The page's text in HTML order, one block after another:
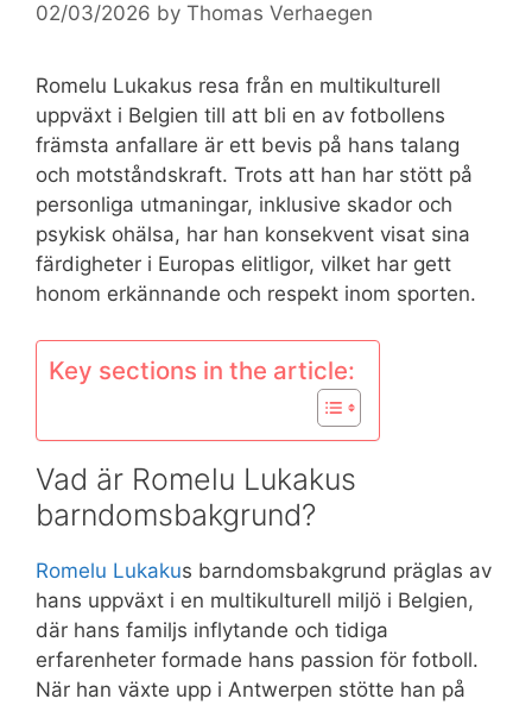
02/03/2026 by Thomas Verhaegen
Romelu Lukakus resa från en multikulturell
uppväxt i Belgien till att bli en av fotbollens
främsta anfallare är ett bevis på hans talang
och motståndskraft. Trots att han har stött på
personliga utmaningar, inklusive skador och
psykisk ohälsa, har han konsekvent visat sina
färdigheter i Europas elitligor, vilket har gett
honom erkännande och respekt inom sporten.
Key sections in the article:
Vad är Romelu Lukakus
barndomsbakgrund?
Romelu Lukakus barndomsbakgrund präglas av
hans uppväxt i en multikulturell miljö i Belgien,
där hans familjs inflytande och tidiga
erfarenheter formade hans passion för fotboll.
När han växte upp i Antwerpen stötte han på